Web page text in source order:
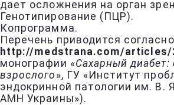
дает осложнения на орган
Генотипирование (ПЦР).
Копрограмма.
Перечень приводится согласно
http://medstrana.com/articles/
монографии «Сахарный диабет:
взрослого », ГУ «Институт
эндокринной патологии им. В.
АМН Украины»).